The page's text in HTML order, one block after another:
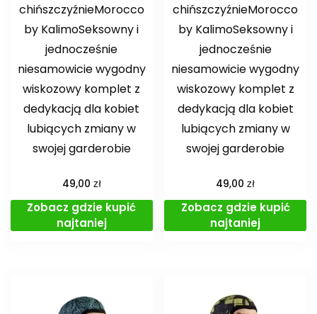
chińszczyźnieMorocco
by KalimoSeksowny i
jednocześnie
niesamowicie wygodny
wiskozowy komplet z
dedykacją dla kobiet
lubiących zmiany w
swojej garderobie
49,00 zł
Zobacz gdzie kupić
najtaniej
chińszczyźnieMorocco
by KalimoSeksowny i
jednocześnie
niesamowicie wygodny
wiskozowy komplet z
dedykacją dla kobiet
lubiących zmiany w
swojej garderobie
49,00zł
Zobacz gdzie kupić
najtaniej